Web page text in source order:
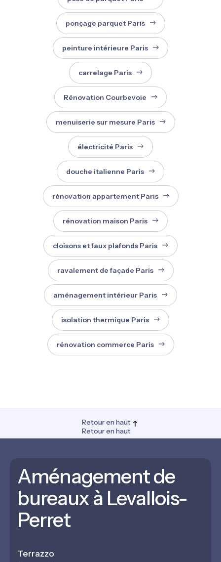
ponçage parquet Paris
peinture intérieure Paris
carrelage Paris
Rénovation Courbevoie
menuiserie sur mesure Paris
électricité Paris
douche italienne Paris
rénovation appartement Paris
rénovation maison Paris
cloisons et faux plafonds Paris
ravalement de façade Paris
aménagement intérieur Paris
isolation thermique Paris
rénovation commerce Paris
Retour en haut
Retour en haut
Aménagement de
bureaux à Levallois-
Perret
Terrazzo